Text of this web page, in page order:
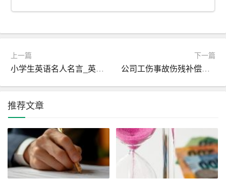
3. 公开招标竞价：通过公开招标的方式，吸引国内外药品
法规，确保竞争有序进行。
供应保障措施等条款。合同执行期间，加强对中标企业的
监管，确保药品供应稳定、质量可靠。
成效分析
1.降低药费负担：通过集中采购，吉林省成功降低了多种
上一篇
小学生英语名人名言_英语名言
下一篇
公司工伤事故伤残补偿协议书
推荐文章